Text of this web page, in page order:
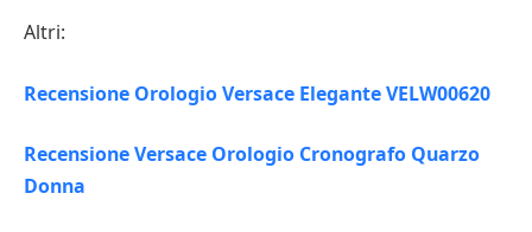
Altri:
Recensione Orologio Versace Elegante VELW00620
Recensione Versace Orologio Cronografo Quarzo
Donna